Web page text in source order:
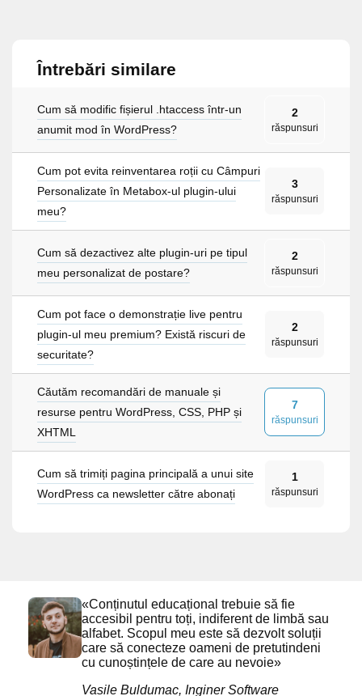
Întrebări similare
Cum să modific fișierul .htaccess într-un
anumit mod în WordPress?
2
răspunsuri
Cum pot evita reinventarea roții cu Câmpuri
Personalizate în Metabox-ul plugin-ului
meu?
3
răspunsuri
Cum să dezactivez alte plugin-uri pe tipul
meu personalizat de postare?
2
răspunsuri
Cum pot face o demonstrație live pentru
plugin-ul meu premium? Există riscuri de
securitate?
2
răspunsuri
Căutăm recomandări de manuale și
resurse pentru WordPress, CSS, PHP și
XHTML
7
răspunsuri
Cum să trimiți pagina principală a unui site
WordPress ca newsletter către abonați
1
răspunsuri
«Conținutul educațional trebuie să fie
accesibil pentru toți, indiferent de limbă sau
alfabet. Scopul meu este să dezvolt soluții
care să conecteze oameni de pretutindeni
cu cunoștințele de care au nevoie»
Vasile Buldumac, Inginer Software